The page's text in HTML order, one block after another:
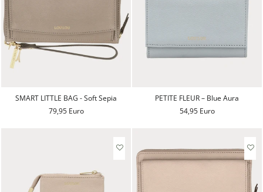
SMART LITTLE BAG - Soft Sepia
79,95 Euro
PETITE FLEUR – Blue Aura
54,95 Euro